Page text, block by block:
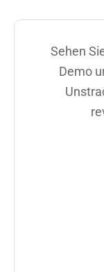
Sehen
Demo